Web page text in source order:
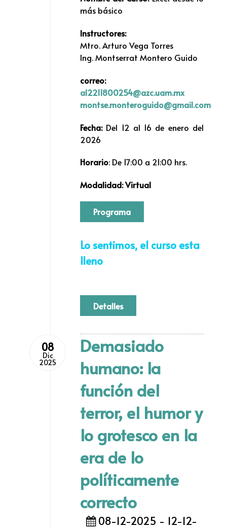
más básico
Instructores:
Mtro. Arturo Vega Torres
Ing. Montserrat Montero Guido
correo:
al2211800254@azc.uam.mx
montse.monteroguido@gmail.com
Fecha:Del 12 al 16 de enero del
2026
Horario: De 17:00 a 21:00 hrs.
Modalidad: Virtual
Programa
Lo sentimos, el curso esta
lleno
Detalles
08
Dic
2025
Demasiado
humano: la
función del
terror, el humor y
lo grotesco en la
era de lo
políticamente
correcto
08-12-2025 - 12-12-